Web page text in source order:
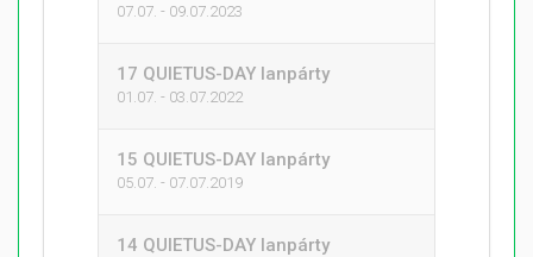
07.07. - 09.07.2023
17 QUIETUS-DAY lanpárty
01.07. - 03.07.2022
15 QUIETUS-DAY lanpárty
05.07. - 07.07.2019
14 QUIETUS-DAY lanpárty